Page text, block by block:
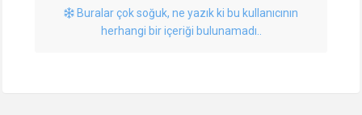
Buralar çok soğuk, ne yazık ki bu kullanıcının
herhangi bir içeriği bulunamadı..